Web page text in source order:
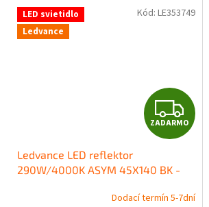
LED svietidlo
Ledvance
Z
A
A
ZADARMO
Ledvance LED reflektor
290W/4000K ASYM 45X140 BK -
Dodací termín 5-7dní
Kód: LE353749